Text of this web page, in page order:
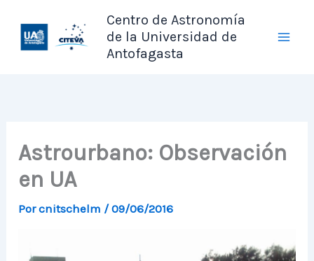
contenido
Centro de Astronomía
de la Universidad de
Antofagasta
Astrourbano: Observación
en UA
Porcnitschelm /09/06/2016